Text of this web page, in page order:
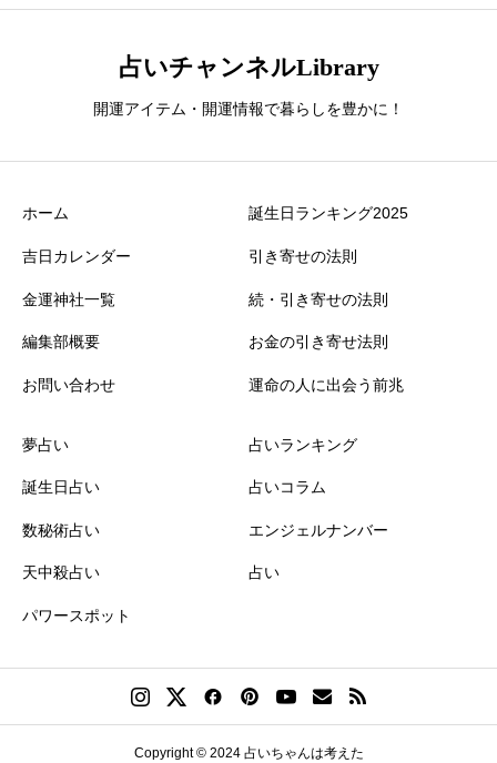
占いチャンネルLibrary
開運アイテム・開運情報で暮らしを豊かに！
ホーム
吉日カレンダー
金運神社一覧
編集部概要
お問い合わせ
誕生日ランキング2025
引き寄せの法則
続・引き寄せの法則
お金の引き寄せ法則
運命の人に出会う前兆
夢占い
誕生日占い
数秘術占い
天中殺占い
パワースポット
占いランキング
占いコラム
エンジェルナンバー
占い
Copyright © 2024 占いちゃんは考えた